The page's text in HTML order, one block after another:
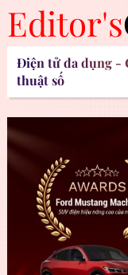
Editor's
Điện tử đa dụng -
thuật số